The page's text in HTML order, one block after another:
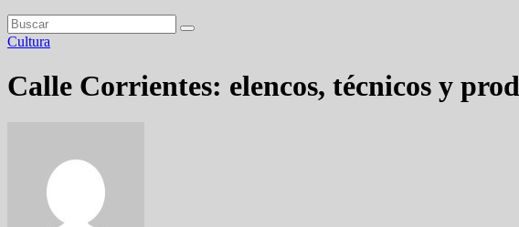
Cultura
Calle Corrientes: elencos, técnicos y